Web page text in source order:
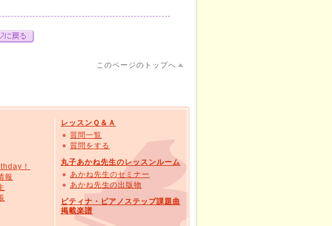
このページのトップへ
！
報
レッスンＱ＆Ａ
質問一覧
質問をする
丸子あかね先生のレッスンルーム
あかね先生のセミナー
あかね先生の出版物
ピティナ・ピアノステップ課題曲
掲載楽譜